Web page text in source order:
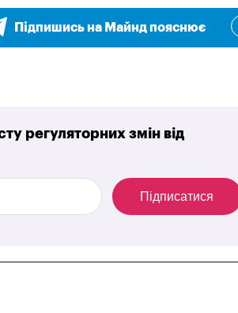
Підпишись на Майнд пояснює
регуляторних змін від
Підписатися